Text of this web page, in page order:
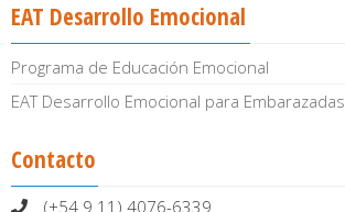
EAT Desarrollo Emocional
Programa de Educación Emocional
EAT Desarrollo Emocional para Embarazadas
Contacto
(+54 9 11) 4076-6339